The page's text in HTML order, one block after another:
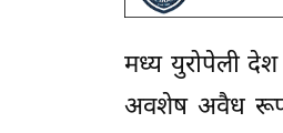
मध्य युरोपेली देश
अवशेष अवैध